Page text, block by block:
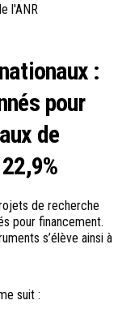
l'ANR
:
pour
de
de recherche
pour financement.
s’élève ainsi à
suit :